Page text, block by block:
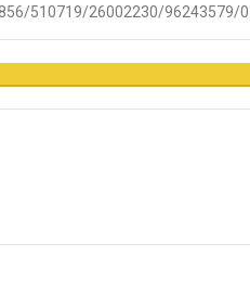
510719/26002230/96243579/